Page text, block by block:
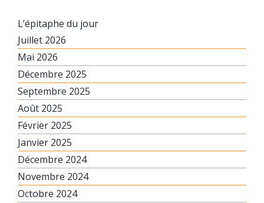
L’épitaphe du jour
Juillet 2026
Mai 2026
Décembre 2025
Septembre 2025
Août 2025
Février 2025
Janvier 2025
Décembre 2024
Novembre 2024
Octobre 2024